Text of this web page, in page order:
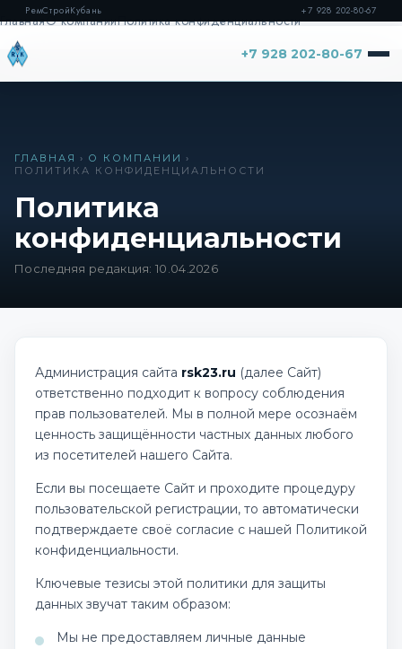
РемСтройКубань +7 928 202-80-67
+7 928 202-80-67
ГлавнаяО компанииПолитика конфиденциальности
ГЛАВНАЯ › О КОМПАНИИ ›
ПОЛИТИКА КОНФИДЕНЦИАЛЬНОСТИ
Политика
конфиденциальности
Последняя редакция: 10.04.2026
Администрация сайта rsk23.ru (далее Сайт)
ответственно подходит к вопросу соблюдения
прав пользователей. Мы в полной мере осознаём
ценность защищённости частных данных любого
из посетителей нашего Сайта.
Если вы посещаете Сайт и проходите процедуру
пользовательской регистрации, то автоматически
подтверждаете своё согласие с нашей Политикой
конфиденциальности.
Ключевые тезисы этой политики для защиты
данных звучат таким образом:
Мы не предоставляем личные данные